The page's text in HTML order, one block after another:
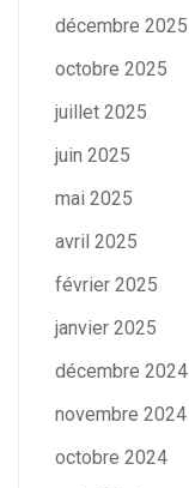
décembre 2025
octobre 2025
juillet 2025
juin 2025
mai 2025
avril 2025
février 2025
janvier 2025
décembre 2024
novembre 2024
octobre 2024